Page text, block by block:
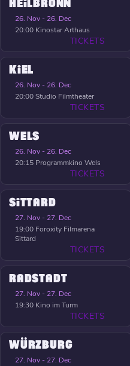
HEILBRONN
26. Nov - 26. Dec
20:00 Kinostar Arthaus
TICKETS
KIEL
26. Nov - 26. Dec
20:00Studio Filmtheater
TICKETS
WELS
26. Nov - 26. Dec
20:15 Programmkino Wels
TICKETS
SITTARD
27. Nov - 27. Dec
19:00 Foroxity Filmarena
Sittard
TICKETS
RADSTADT
27. Nov - 27. Dec
19:30 Kino im Turm
TICKETS
WÜRZBURG
27. Nov - 27. Dec